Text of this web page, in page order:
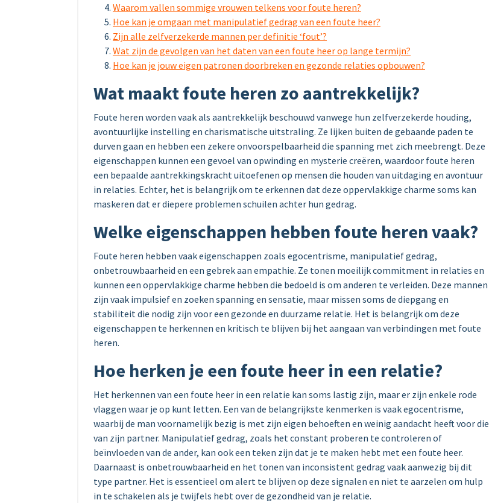
Waarom vallen sommige vrouwen telkens voor foute heren?
Hoe kan je omgaan met manipulatief gedrag van een foute heer?
Zijn alle zelfverzekerde mannen per definitie ‘fout’?
Wat zijn de gevolgen van het daten van een foute heer op lange termijn?
Hoe kan je jouw eigen patronen doorbreken en gezonde relaties opbouwen?
Wat maakt foute heren zo aantrekkelijk?
Foute heren worden vaak als aantrekkelijk beschouwd vanwege hun zelfverzekerde houding,
avontuurlijke instelling en charismatische uitstraling. Ze lijken buiten de gebaande paden te
durven gaan en hebben een zekere onvoorspelbaarheid die spanning met zich meebrengt. Deze
eigenschappen kunnen een gevoel van opwinding en mysterie creëren, waardoor foute heren
een bepaalde aantrekkingskracht uitoefenen op mensen die houden van uitdaging en avontuur
in relaties. Echter, het is belangrijk om te erkennen dat deze oppervlakkige charme soms kan
maskeren dat er diepere problemen schuilen achter hun gedrag.
Welke eigenschappen hebben foute heren vaak?
Foute heren hebben vaak eigenschappen zoals egocentrisme, manipulatief gedrag,
onbetrouwbaarheid en een gebrek aan empathie. Ze tonen moeilijk commitment in relaties en
kunnen een oppervlakkige charme hebben die bedoeld is om anderen te verleiden. Deze mannen
zijn vaak impulsief en zoeken spanning en sensatie, maar missen soms de diepgang en
stabiliteit die nodig zijn voor een gezonde en duurzame relatie. Het is belangrijk om deze
eigenschappen te herkennen en kritisch te blijven bij het aangaan van verbindingen met foute
heren.
Hoe herken je een foute heer in een relatie?
Het herkennen van een foute heer in een relatie kan soms lastig zijn, maar er zijn enkele rode
vlaggen waar je op kunt letten. Een van de belangrijkste kenmerken is vaak egocentrisme,
waarbij de man voornamelijk bezig is met zijn eigen behoeften en weinig aandacht heeft voor die
van zijn partner. Manipulatief gedrag, zoals het constant proberen te controleren of
beïnvloeden van de ander, kan ook een teken zijn dat je te maken hebt met een foute heer.
Daarnaast is onbetrouwbaarheid en het tonen van inconsistent gedrag vaak aanwezig bij dit
type partner. Het is essentieel om alert te blijven op deze signalen en niet te aarzelen om hulp
in te schakelen als je twijfels hebt over de gezondheid van je relatie.